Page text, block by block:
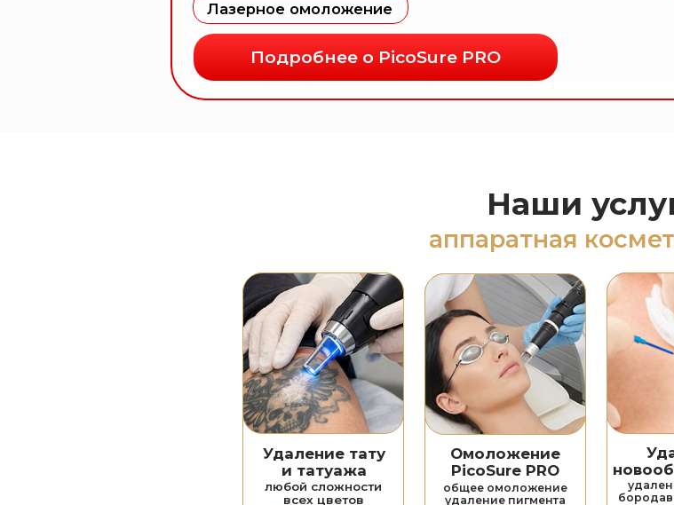
аппаратная косметология
Наши услуги
Подробнее
от3000₽
общее омоложение
удаление пигмента
Омоложение
Подробнее
от 1500₽
удаление родинок
бородавок, папиллом
Удаление
Подробнее
от 6000₽
любой сложности
всех цветов